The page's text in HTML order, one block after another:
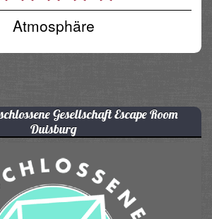
Atmosphäre
Gesellschaft Escape Room
Duisburg